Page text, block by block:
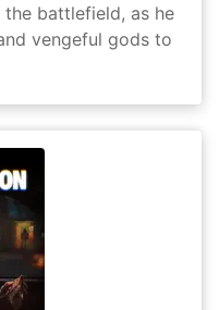
battlefield, as he
vengeful gods to